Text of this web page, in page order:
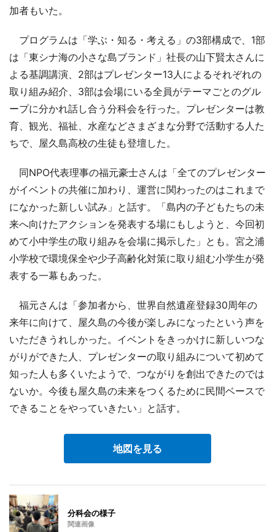
加者もいた。
プログラムは「学ぶ・知る・考える」の3部構成で、1部
は「東シナ海の小さな島ブランド」社長の山下賢太さんに
よる基調講演、2部はプレゼンター13人によるそれぞれの
取り組み紹介、3部は会場にいる全員がテーマごとのグル
ープに分かれ話し合う分科会を行った。プレゼンターは教
育、観光、福祉、水産などさまざまな分野で活動する人た
ちで、屋久島高校の生徒も登壇した。
同NPO代表理事の福元豪士さんは「全てのプレゼンター
がイベントの共催に加わり、運営に関わったのはこれまで
になかった新しい試み」と話す。「島内の子どもたちの未
来へ向けたアクションを発表する場にもしようと、今回初
めて小中学生の取り組みを会場に掲示した」とも。宮之浦
小学校で環境保全や少子高齢化対策に取り組む小学生が発
表する一幕もあった。
福元さんは「参加者から、世界自然遺産登録30周年の
来年に向けて、屋久島の今後が楽しみになったという声を
いただきうれしかった。イベントをきっかけに新しいつな
がりができた人、プレゼンターの取り組みについて初めて
知った人も多くいたようで、つながりを創出できたのでは
ないか。今後も屋久島の未来をつくるために民間ベースで
できることをやっていきたい」と話す。
地図を見る
分科会の様子
関連画像